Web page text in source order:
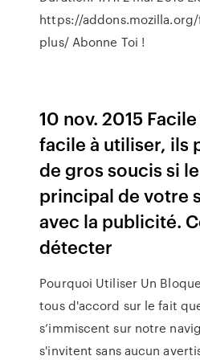
https://
plus/ Abonne Toi !
10 nov. 2015
facile à utiliser, ils
de gros soucis si
principal de votre
avec la publicité.
détecter
Pourquoi Utiliser Un
tous d'accord sur le fait
s’immiscent sur notre
s'invitent sans aucun